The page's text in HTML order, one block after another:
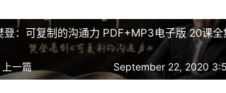
登：可复制的沟通力 PDF+MP3电子版 20课全
上一篇 September 22, 2020